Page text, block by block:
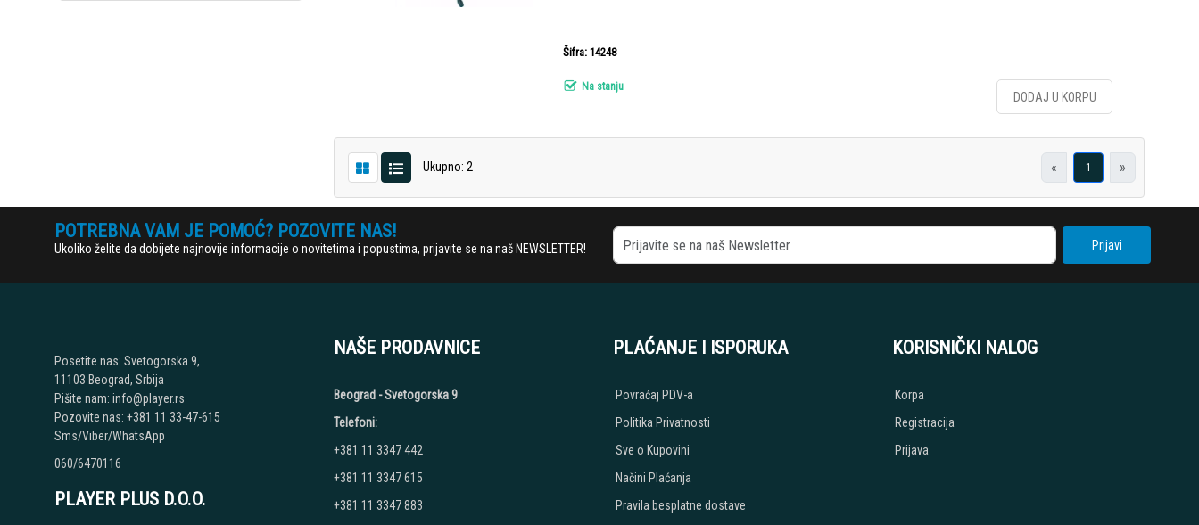
Šifra: 14248
Na stanju
DODAJ U KORPU
Ukupno: 2 « 1 »
POTREBNA VAM JE POMOĆ? POZOVITE NAS!
Ukoliko želite da dobijete najnovije informacije o novitetima i popustima, prijavite se na naš NEWSLETTER! Prijavi
Posetite nas: Svetogorska 9,
11103 Beograd, Srbija
Pišite nam: info@player.rs
Pozovite nas: +381 11 33-47-615
Sms/Viber/WhatsApp
060/6470116
NAŠE PRODAVNICE
Beograd - Svetogorska 9
Telefoni:
+381 11 3347 442
+381 11 3347 615
+381 11 3347 883
PLAĆANJE I ISPORUKA
Povraćaj PDV-a
Politika Privatnosti
Sve o Kupovini
Načini Plaćanja
Pravila besplatne dostave
KORISNIČKI NALOG
Korpa
Registracija
Prijava
PLAYER PLUS D.O.O.